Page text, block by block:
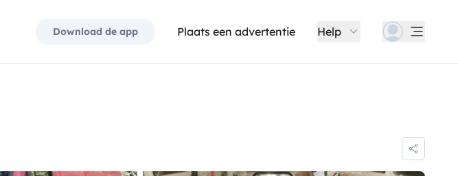
Download de app Plaats een advertentie Help